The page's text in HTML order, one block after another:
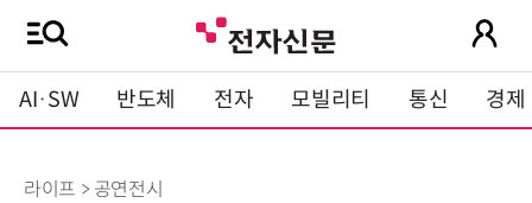
AI·SW 반도체 전자 모빌리티 통신 경제
라이프 > 공연전시